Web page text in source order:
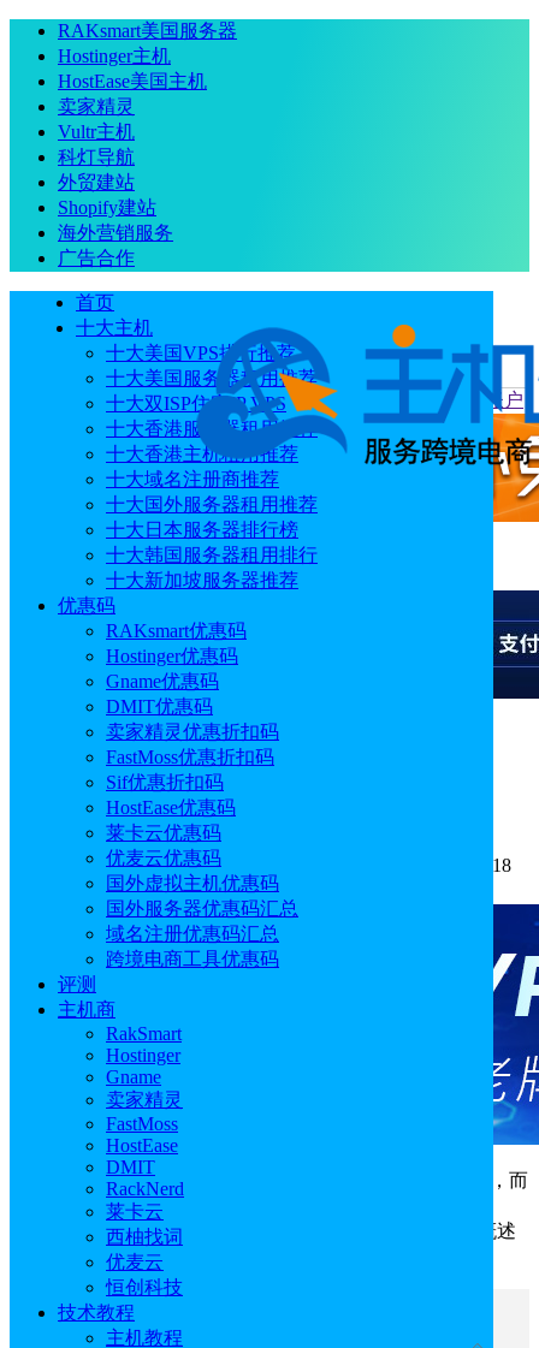
RAKsmart美国服务器
Hostinger主机
HostEase美国主机
卖家精灵
Vultr主机
科灯导航
外贸建站
Shopify建站
海外营销服务
广告合作
首页
十大主机
十大美国VPS排行推荐
十大美国服务器租用推荐
十大双ISP住宅IP VPS
十大香港服务器租用推荐
十大香港主机租用推荐
十大域名注册商推荐
十大国外服务器租用推荐
十大日本服务器排行榜
十大韩国服务器租用排行
十大新加坡服务器推荐
优惠码
RAKsmart优惠码
Hostinger优惠码
Gname优惠码
DMIT优惠码
卖家精灵优惠折扣码
FastMoss优惠折扣码
Sif优惠折扣码
HostEase优惠码
莱卡云优惠码
优麦云优惠码
国外虚拟主机优惠码
国外服务器优惠码汇总
域名注册优惠码汇总
跨境电商工具优惠码
评测
主机商
RakSmart
Hostinger
Gname
卖家精灵
FastMoss
HostEase
DMIT
RackNerd
莱卡云
西柚找词
优麦云
恒创科技
技术教程
主机教程
当前位置：首页 跨境电商 开始使用Helium10：如何创建账户
开始使用Helium10：如何创建账户
作者: Alisa 分类:跨境电商
发布时间: 2026.04.06 10:12:18
更新于: 2026.04.06 10:12:18
Helium10在在正式开始使用之前，是需要创建账号的，而
创建账户目前有两种方式，分别是电子邮件地址或
Google（Gmail）来创建
帐户，接下来将为大家概述
帐户注册步骤和安全规则，以便大家注册期间更加了解。
文章目录